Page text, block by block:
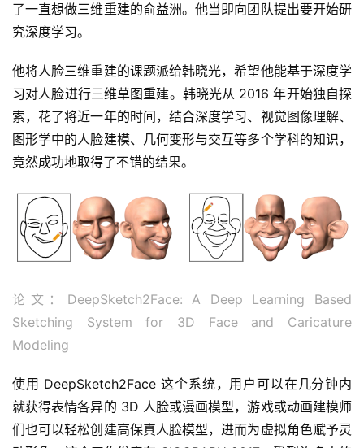
页
业
界
工
智
能
度
学
习
云
计
算
了一直想做三维重建的俞益洲。他当即向团队提出要开始研
究深度学习。
他将人脸三维重建的课题派给韩晓光，希望他能基于深度学
习对人脸进行三维草图重建。韩晓光从 2016 年开始独自探
索，花了将近一年的时间，结合深度学习、视觉图像理解、
图形学中的人脸建模、几何变形与交互等多个学科的知识，
竟然成功地取得了不错的结果。
论文：DeepSketch2Face: A Deep Learning Based
Sketching System for 3D Face and Caricature
Modeling
使用 DeepSketch2Face 这个系统，用户可以在几分钟内
就获得表情各异的 3D 人脸或漫画模型，游戏或动画建模师
们也可以轻松创建高保真人脸模型，进而为虚拟角色赋予灵